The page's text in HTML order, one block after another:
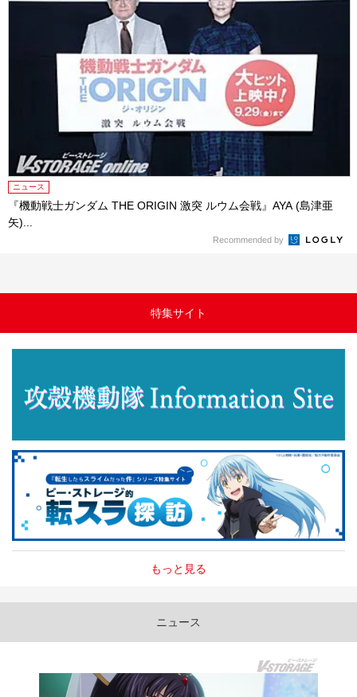
ニュース
『機動戦士ガンダム THE ORIGIN 激突 ルウム会戦』AYA (島津亜
矢)...
Recommended by
特集サイト
もっと見る
ニュース